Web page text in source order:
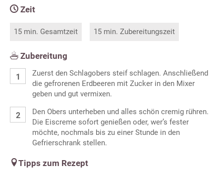
Zeit
15 min. Gesamtzeit 15 min. Zubereitungszeit
Zubereitung
Zuerst den Schlagobers steif schlagen. Anschließend
die gefrorenen Erdbeeren mit Zucker in den Mixer
geben und gut vermixen.
Den Obers unterheben und alles schön cremig rühren.
Die Eiscreme sofort genießen oder, wer’s fester
möchte, nochmals bis zu einer Stunde in den
Gefrierschrank stellen.
Tipps zum Rezept